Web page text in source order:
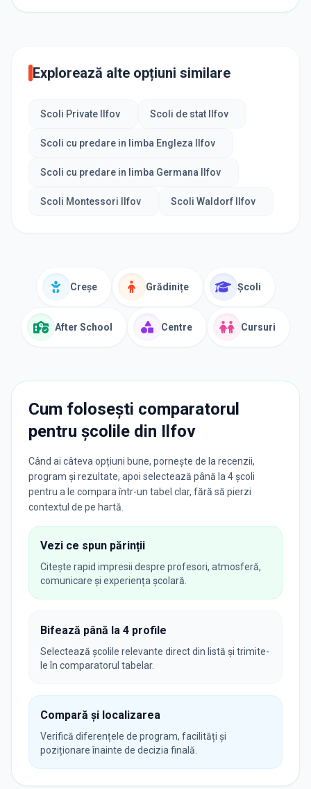
Explorează alte opțiuni similare
Scoli Private Ilfov Scoli de stat Ilfov
Scoli cu predare in limba Engleza Ilfov
Scoli cu predare in limba Germana Ilfov
Scoli Montessori Ilfov Scoli Waldorf Ilfov
Creșe Grădinițe Școli
After School Centre Cursuri
Cum folosești comparatorul
pentru școlile din Ilfov
Când ai câteva opțiuni bune, pornește de la recenzii,
program și rezultate, apoi selectează până la 4 școli
pentru a le compara într-un tabel clar, fără să pierzi
contextul de pe hartă.
Vezi ce spun părinții
Citește rapid impresii despre profesori, atmosferă,
comunicare și experiența școlară.
Bifează până la 4 profile
Selectează școlile relevante direct din listă și trimite-
le în comparatorul tabelar.
Compară și localizarea
Verifică diferențele de program, facilități și
poziționare înainte de decizia finală.